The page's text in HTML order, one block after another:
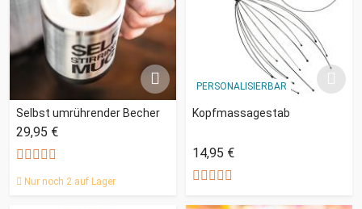
Selbst umrührender Becher
29,95 €
Nur noch 2 auf Lager
PERSONALISIERBAR
Kopfmassagestab
14,95 €